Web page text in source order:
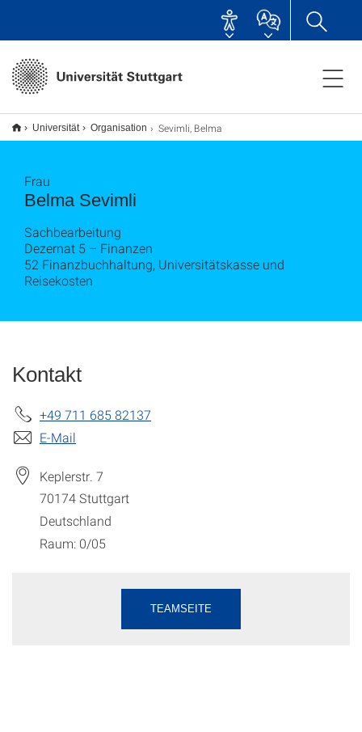
Universität Organisation Sevimli, Belma
Belma Sevimli
Frau
Sachbearbeitung
Dezernat 5 – Finanzen
52 Finanzbuchhaltung, Universitätskasse und
Reisekosten
Kontakt
+49 711 685 82137
E-Mail
Keplerstr. 7
70174Stuttgart
Deutschland
Raum: 0/05
TEAMSEITE